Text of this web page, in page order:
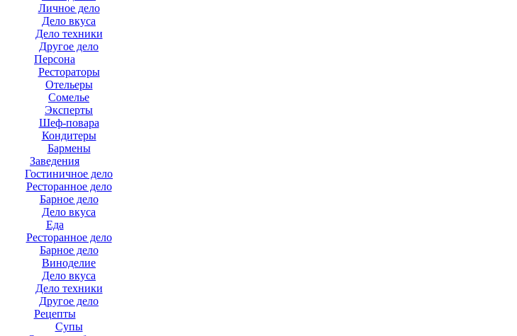
Личное дело
Дело вкуса
Дело техники
Другое дело
Персона
Рестораторы
Отельеры
Сомелье
Эксперты
Шеф-повара
Кондитеры
Бармены
Заведения
Гостиничное дело
Ресторанное дело
Барное дело
Дело вкуса
Еда
Ресторанное дело
Барное дело
Виноделие
Дело вкуса
Дело техники
Другое дело
Рецепты
Супы